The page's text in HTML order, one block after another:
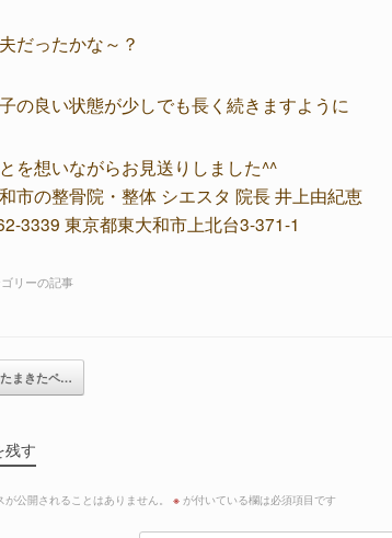
だったかな～？
の良い状態が少しでも長く続きますように
を想いながらお見送りしました^^
市の整骨院・整体 シエスタ 院長 井上由紀恵
3339 東京都東大和市上北台3-371-1
リーの記事
ーション
たまきたペ…
残す
が公開されることはありません。 ※ が付いている欄は必須項目です